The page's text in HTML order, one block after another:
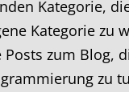
Kategorie,
Kategorie zu
zum Blog,
zu